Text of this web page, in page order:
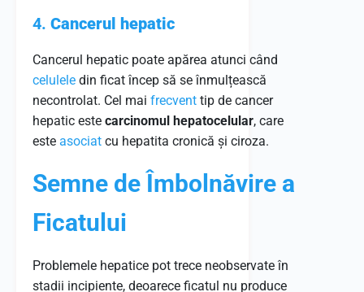
4. Cancerul hepatic
Cancerul hepatic poate apărea atunci când
celulele din ficat încep să se înmulțească
necontrolat. Cel mai frecvent tip de cancer
hepatic este carcinomul hepatocelular, care
este asociat cu hepatita cronică și ciroza.
Semne de Îmbolnăvire a
Ficatului
Problemele hepatice pot trece neobservate în
stadii incipiente, deoarece ficatul nu produce